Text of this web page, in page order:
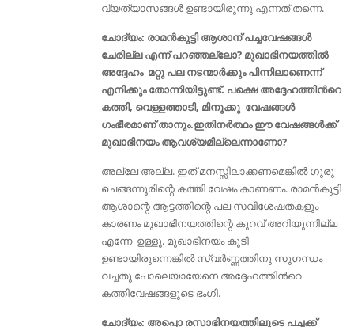
വ്യത്യാസങ്ങൾ ഉണ്ടായിരുന്നു എന്നത് തന്നെ.
ചോദ്യം: രാമൻകുട്ടി ആശാന് പച്ചവേഷങ്ങൾ
ചേരില്ല എന്ന് പറഞ്ഞല്ലോ? മുഖാഭിനയത്തിൽ
അദ്ദേഹം മറ്റു പല നടന്മാർക്കും പിന്നിലാണെന്ന്
എനിക്കും തോന്നിയിട്ടുണ്ട്. പക്ഷെ അദ്ദേഹത്തിൻറെ
കത്തി, വെള്ളത്താടി, മിനുക്കു വേഷങ്ങൾ
ഗംഭീരമാണ് താനും.ഇതിനർത്ഥം ഈ വേഷങ്ങൾക്ക്
മുഖാഭിനയം ആവശ്യമില്ലെന്നാണോ?
അല്ലേ അല്ല. ഇത് മനസ്സിലാക്കണമെങ്കിൽ ഗുരു
ചെങ്ങന്നൂരിന്റെ കത്തി വേഷം കാണണം. രാമൻകുട്ടി
ആശാന്റെ ആട്ടത്തിന്റെ പല സവിശേഷതകളും
കാരണം മുഖാഭിനയത്തിന്റെ കുറവ് അറിയുന്നില്ല
എന്നേ ഉള്ളൂ. മുഖാഭിനയം കൂടി
ഉണ്ടായിരുന്നെങ്കിൽ സ്വർണ്ണത്തിനു സുഗന്ധം
വച്ചതു പോലെയായേനെ അദ്ദേഹത്തിൻറെ
കത്തിവേഷങ്ങളുടെ ഭംഗി.
ചോദ്യം: അപ്പൊ രസാഭിനയത്തിലൂടെ പച്ചക്ക്